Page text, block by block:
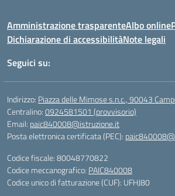
Amministrazione trasparenteAlbo online
Dichiarazione di accessibilitàNote legali
Seguici su:
Indirizzo: Piazza delle Mimose s.n.c., 90043
Centralino:0924581501 (provvisorio)
Email: paic840008@istruzione.it
Posta elettronica certificata (PEC):
Codice fiscale: 80048770822
Codice meccanografico: PAIC840008
Codice unico di fatturazione (CUF): UFHJ80